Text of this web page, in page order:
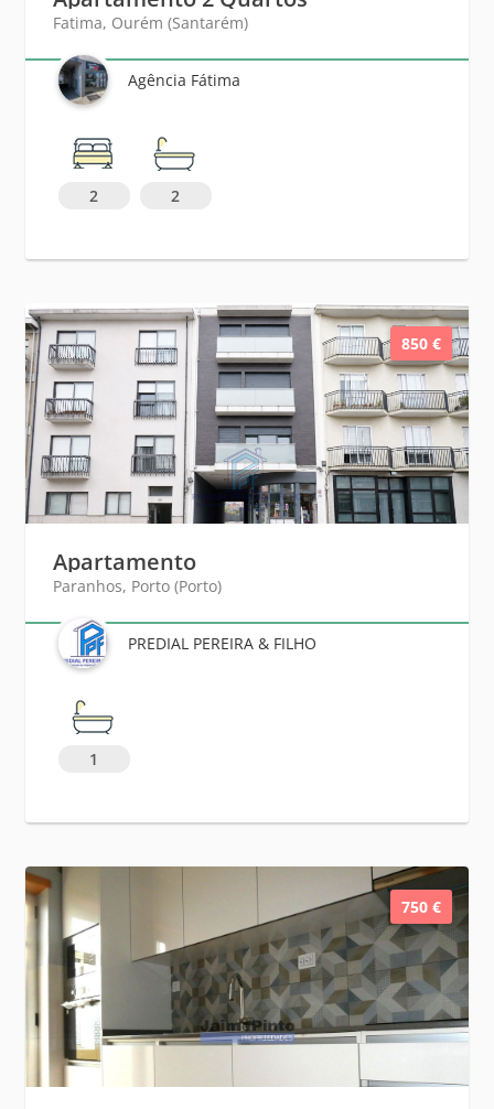
Fatima, Ourém (Santarém)
Agência Fátima
2 2
850 €
Apartamento
Paranhos, Porto (Porto)
PREDIAL PEREIRA & FILHO
1
750 €